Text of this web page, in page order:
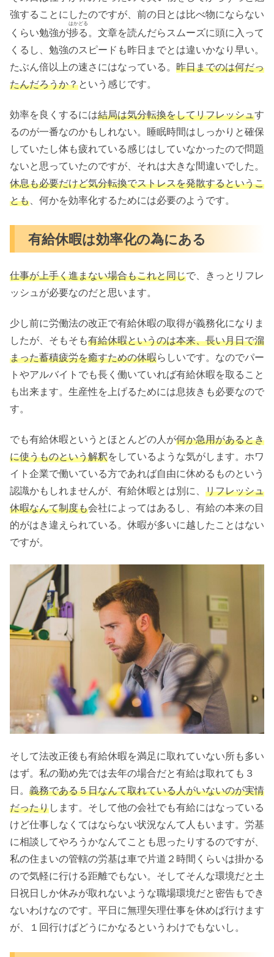
強することにしたのですが、前の日とは比べ物にならない
くらい勉強が捗る
はかどる
。文章を読んだらスムーズに頭に入って
くるし、勉強のスピードも昨日までとは違いかなり早い。
たぶん倍以上の速さにはなっている。 昨日までのは何だっ
たんだろうか？という感じです。
効率を良くするには結局は気分転換をしてリフレッシュす
るのが一番なのかもしれない。睡眠時間はしっかりと確保
していたし体も疲れている感じはしていなかったので問題
ないと思っていたのですが、それは大きな間違いでした。
休息も必要だけど気分転換でストレスを発散するというこ
とも、何かを効率化するためには必要のようです。
有給休暇は効率化の為にある
仕事が上手く進まない場合もこれと同じで、きっとリフレ
ッシュが必要なのだと思います。
少し前に労働法の改正で有給休暇の取得が義務化になりま
したが、そもそも有給休暇というのは本来、長い月日で溜
まった蓄積疲労を癒すための休暇らしいです。なのでパー
トやアルバイトでも長く働いていれば有給休暇を取ること
も出来ます。生産性を上げるためには息抜きも必要なので
す。
でも有給休暇というとほとんどの人が何か急用があるとき
に使うものという解釈をしているような気がします。ホワ
イト企業で働いている方であれば自由に休めるものという
認識かもしれませんが、有給休暇とは別に、 リフレッシュ
休暇なんて制度も会社によってはあるし、有給の本来の目
的がはき違えられている。休暇が多いに越したことはない
ですが。
そして法改正後も有給休暇を満足に取れていない所も多い
はず。私の勤め先では去年の場合だと有給は取れても３
日。 義務である５日なんて取れている人がいないのが実情
だったりします。そして他の会社でも有給にはなっている
けど仕事しなくてはならない状況なんて人もいます。労基
に相談してやろうかなんてことも思ったりするのですが、
私の住まいの管轄の労基は車で片道２時間くらいは掛かる
ので気軽に行ける距離でもない。そしてそんな環境だと土
日祝日しか休みが取れないような職場環境だと密告もでき
ないわけなのです。平日に無理矢理仕事を休めば行けます
が、１回行けばどうにかなるというわけでもないし。